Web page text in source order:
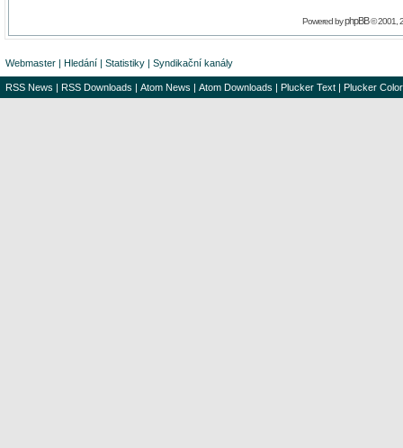
Powered byphpBB© 2001,
Webmaster | Hledání | Statistiky | Syndikační kanály
RSS News | RSS Downloads | Atom News | Atom Downloads | Plucker Text | Plucker Color